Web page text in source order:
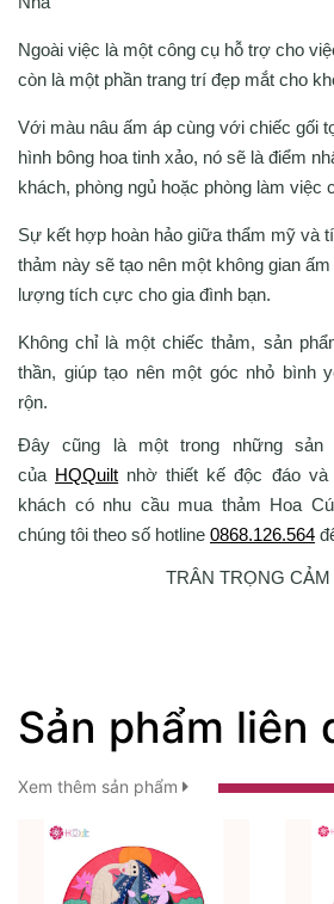
Ngoài việc là một công cụ hỗ trợ cho
còn là một phần trang trí đẹp mắt cho
Với màu nâu ấm áp cùng với chiếc gối
hình bông hoa tinh xảo, nó sẽ là điểm
khách, phòng ngủ hoặc phòng làm việc
Sự kết hợp hoàn hảo giữa thẩm mỹ và
thảm này sẽ tạo nên một không gian
lượng tích cực cho gia đình bạn.
Không chỉ là một chiếc thảm, sản
thần, giúp tạo nên một góc nhỏ bình
rộn.
Đây cũng là một trong những sản
của HQQuilt nhờ thiết kế độc đáo
khách có nhu cầu mua thảm Hoa
chúng tôi theo số hotline 0868.126.564
TRÂN TRỌNG
Sản phẩm liên
Xem thêm sản phẩm